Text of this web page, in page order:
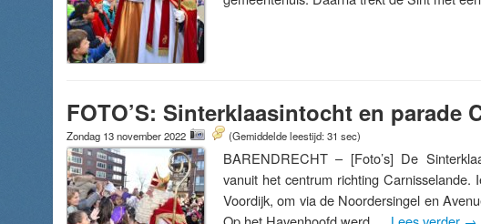
FOTO’S: Sinterklaasintocht en parade
Zondag 13 november 2022 (Gemiddelde leestijd: 31 sec)
BARENDRECHT – [Foto’s] De
vanuit het centrum richting
Voordijk, om via de Noordersingel en